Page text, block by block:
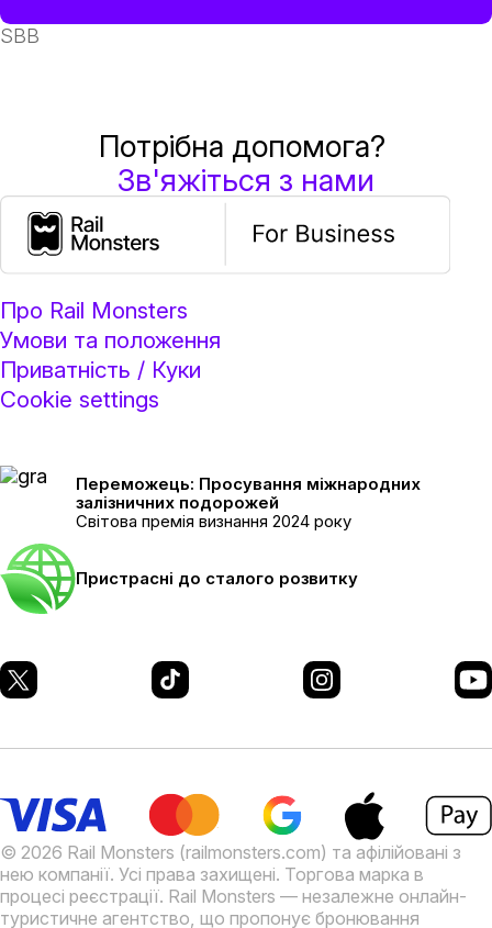
SBB
Потрібна допомога?
Зв'яжіться з нами
Про Rail Monsters
Умови та положення
Приватність / Куки
Cookie settings
Переможець: Просування міжнародних
залізничних подорожей
Світова премія визнання 2024 року
Пристрасні до сталого розвитку
© 2026 Rail Monsters (railmonsters.com) та афілійовані з
нею компанії. Усі права захищені. Торгова марка в
процесі реєстрації. Rail Monsters — незалежне онлайн-
туристичне агентство, що пропонує бронювання